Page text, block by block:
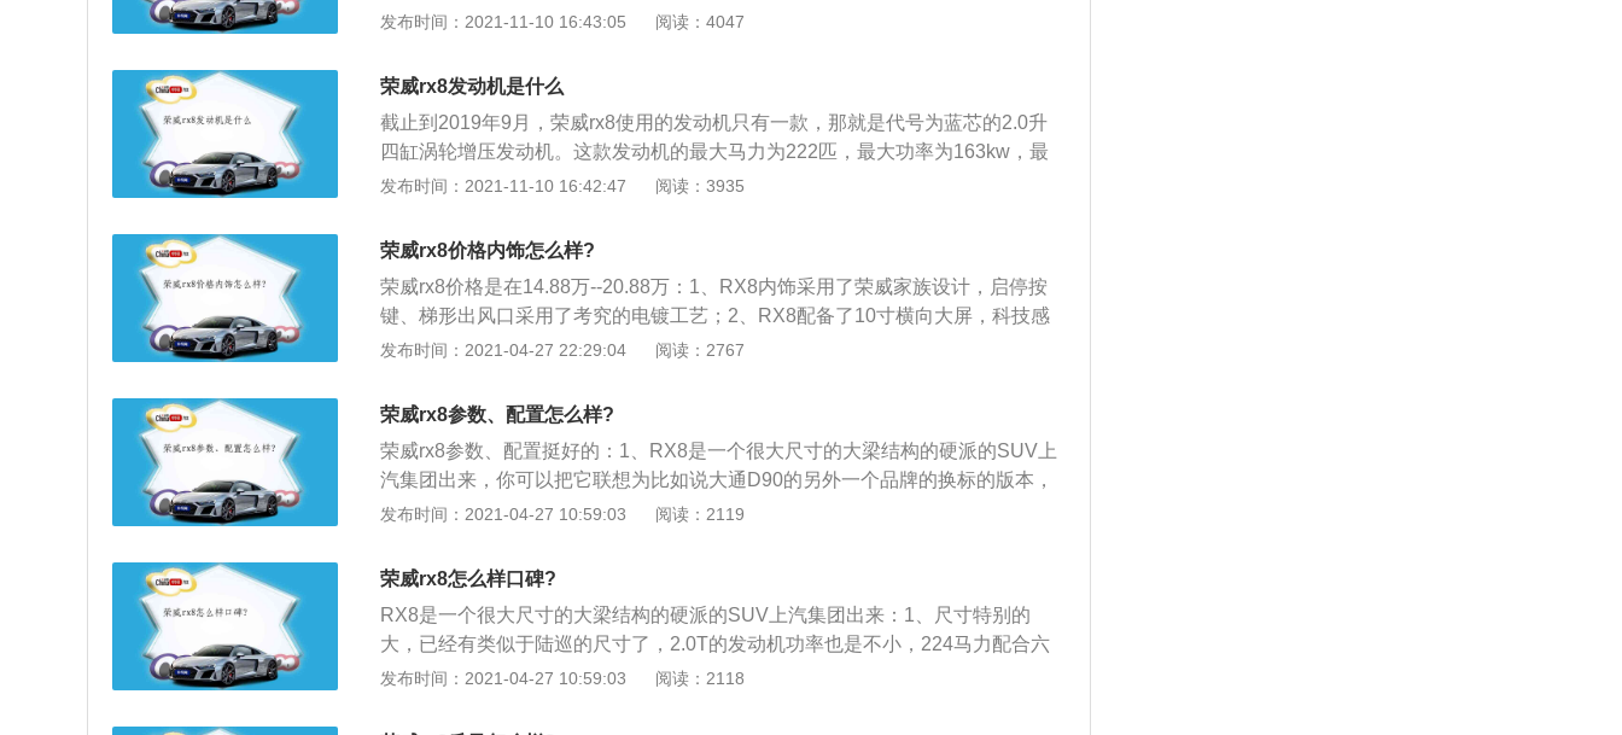
成发动机润滑困难，引起磨损；定期使用水箱清洗剂清洗水箱。除去其中的锈迹
上市，车身尺寸为4923*1930*1840mm，采用了一款2.0升的四缸涡轮增压发动
x8在驱动形式上分为后驱和四驱，全系采用6挡手自一体变速箱，共计9款车型。
售价方面荣威rx8起售价为16.38万元，最高达24.68万元。外形方面：荣威rx8比
较方正，看起来很硬朗，符合一辆“硬汉”suv的标准。中网与车灯融为一体，外侧
包有镀铬饰条，整体感很强。内饰方面：荣威rx8的设计十分简约，实体按键比较
少，操作功能都集中在了中控的大尺寸屏幕上。而大面积软性材料和木纹装饰的
发布时间：2021-11-10 16:43:05 阅读：4047
荣威rx8发动机是什么
截止到2019年9月，荣威rx8使用的发动机只有一款，那就是代号为蓝芯的2.0升
四缸涡轮增压发动机。这款发动机的最大马力为222匹，最大功率为163kw，最
大扭矩为360N·m，工信部综合油耗为9.2L/100km。关于荣威rx8：荣威rx8是上汽
售价区间为16.38万元-24.68万元。在车身尺寸方面，荣威rx8的长宽高为4923*19
30*1840mm。在动力方面，荣威rx8采用了一款2.0升的四缸涡轮增压发动机，最
大马力为224匹，最大功率为165kw，最大扭矩为360N·m。在变速箱方面，荣威r
x8全系采用6挡手自一体变速箱。在油耗方面，根据工信部综合油耗所示，荣威rx
8的综合油耗为9.2L/100km。在驱动形式方面，荣威rx8有前驱和四驱可以选择。
架。
发布时间：2021-11-10 16:42:47 阅读：3935
荣威rx8价格内饰怎么样?
荣威rx8价格是在14.88万--20.88万：1、RX8内饰采用了荣威家族设计，启停按
键、梯形出风口采用了考究的电镀工艺；2、RX8配备了10寸横向大屏，科技感
十足，屏幕略微偏向主驾驶位，信息一目了然的同时提升了行车安全性，多功能
开式中央扶手、银色的电镀涟漪旋钮、启停按键、梯形出风口；4、座椅采用NA
PPA真皮包裹，材质源于欧洲顶级小公牛皮。在细节上，新车首次应用了菱格纹
绗缝工艺，立体绗缝交错在真皮肌理上。
发布时间：2021-04-27 22:29:04 阅读：2767
荣威rx8参数、配置怎么样?
荣威rx8参数、配置挺好的：1、RX8是一个很大尺寸的大梁结构的硬派的SUV上
汽集团出来，你可以把它联想为比如说大通D90的另外一个品牌的换标的版本，
它们可能是共享整个技术平台；2、尺寸特别的大，已经有类似于陆巡的尺寸
驱。这个级别你既然选择了这种偏硬派SUV的话你就不要买两驱了，买两驱就和
这个有点背道而驰了，买两驱你可以买一个城市SUV，它的空间利用率更好更灵
活也更轻；3、既然买了这么大硬盘结构的SUV所以你还是要选择四驱，四驱的
一共有四款的车型，我们推荐的是次低配，次低配它配置其实也已经挺高了，它
叫智联网四驱旗舰版卖20.88万。所以你看整个RX8的价格区间是从16万多到25
发布时间：2021-04-27 10:59:03 阅读：2119
荣威rx8怎么样口碑?
RX8是一个很大尺寸的大梁结构的硬派的SUV上汽集团出来：1、尺寸特别的
大，已经有类似于陆巡的尺寸了，2.0T的发动机功率也是不小，224马力配合六
速的AT，车型特别多分两驱四驱。这个级别你既然选择了这种偏硬派SUV的话你
发布时间：2021-04-27 10:59:03 阅读：2118